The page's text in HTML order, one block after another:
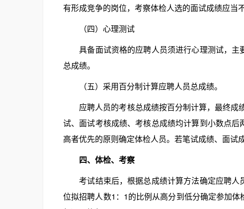
有形成竞争的岗位，考察体检人选的面试成绩应当
（四）心理测试
具备面试资格的应聘人员须进行心理测试，主
总成绩。
（五）采用百分制计算应聘人员总成绩。
应聘人员的考核总成绩按百分制计算，最终成
试、面试考核成绩、考核总成绩均计算到小数点
高者优先的原则确定体检人员。若笔试成绩、面试
四、体检、考察
考试结束后，根据总成绩计算方法确定应聘人
位拟招聘人数1：1的比例从高分到低分确定参加